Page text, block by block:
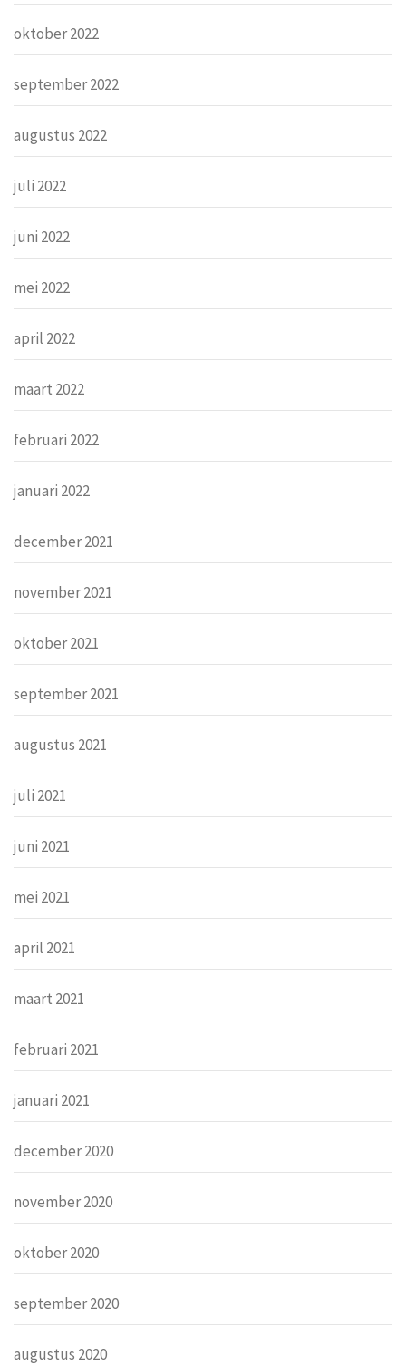
oktober 2022
september 2022
augustus 2022
juli 2022
juni 2022
mei 2022
april 2022
maart 2022
februari 2022
januari 2022
december 2021
november 2021
oktober 2021
september 2021
augustus 2021
juli 2021
juni 2021
mei 2021
april 2021
maart 2021
februari 2021
januari 2021
december 2020
november 2020
oktober 2020
september 2020
augustus 2020